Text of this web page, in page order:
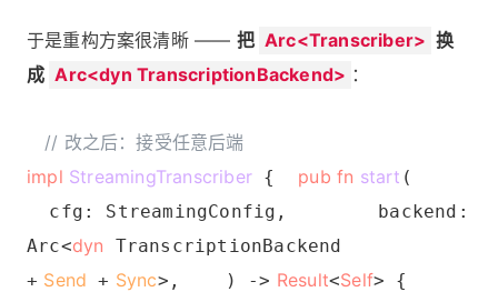
于是重构方案很清晰 —— 把 Arc<Transcriber> 换
成 Arc<dyn TranscriptionBackend> ：
// 改之后：接受任意后端
impl StreamingTranscriber { pub fn start (
cfg: StreamingConfig, backend:
Arc<dyn TranscriptionBackend
+ Send + Sync>, ) -> Result<Self> {